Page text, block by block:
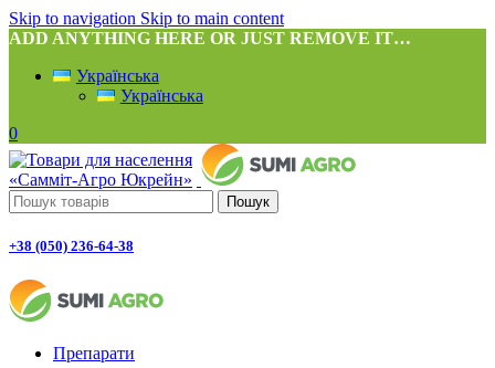
Skip to navigation Skip to main content
ADD ANYTHING HERE OR JUST REMOVE IT…
Українська
Українська
0
Пошук
+38 (050) 236-64-38
Препарати